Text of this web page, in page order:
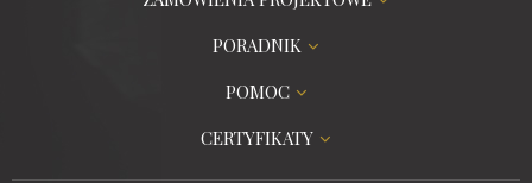
PORADNIK
POMOC
CERTYFIKATY